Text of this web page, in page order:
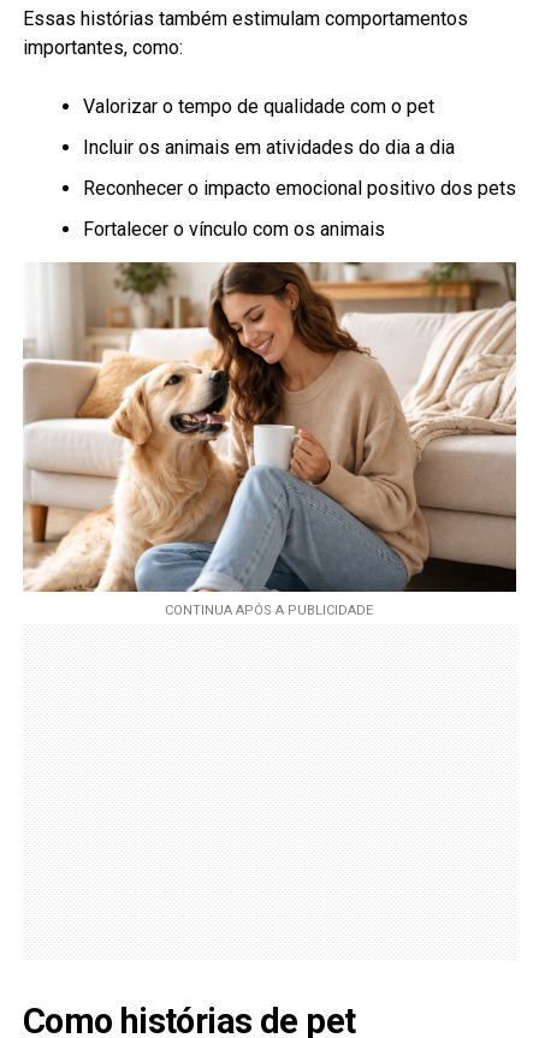
Essas histórias também estimulam comportamentos
importantes, como:
Valorizar o tempo de qualidade com o pet
Incluir os animais em atividades do dia a dia
Reconhecer o impacto emocional positivo dos pets
Fortalecer o vínculo com os animais
Como histórias de pet